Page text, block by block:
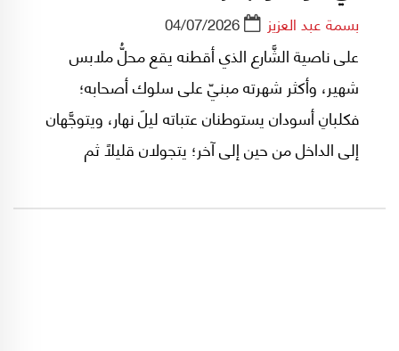
بسمة عبد العزيز 04/07/2026
على ناصية الشَّارع الذي أقطنه يقع محلُّ ملابس
شهير، وأكثر شهرته مبنيّ على سلوك أصحابه؛
فكلبانِ أسودان يستوطنان عتباته ليلَ نهار، ويتوجَّهان
إلى الداخل من حين إلى آخر؛ يتجولان قليلًا ثم
المكان يطعمونهما، ولا يقتصدون في تدليلهما